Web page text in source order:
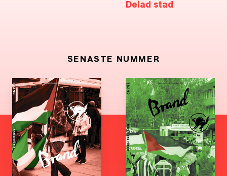
Delad stad
SENASTE NUMMER